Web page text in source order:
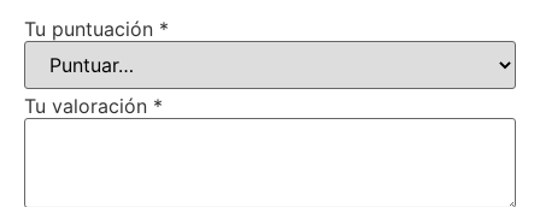
Tu puntuación *
Tu valoración *